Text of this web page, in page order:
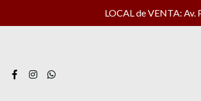
LOCAL de VENTA: Av.